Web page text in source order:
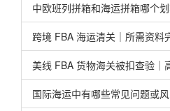
中欧班列拼箱和海运拼箱哪个划
跨境 FBA 海运清关｜所需资料
美线 FBA 货物海关被扣查验｜
国际海运中有哪些常见问题或